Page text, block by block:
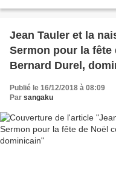
Jean Tauler et la
Sermon pour la fête
Bernard Durel,
Publié le 16/12/2018 à 08:09
Par sangaku